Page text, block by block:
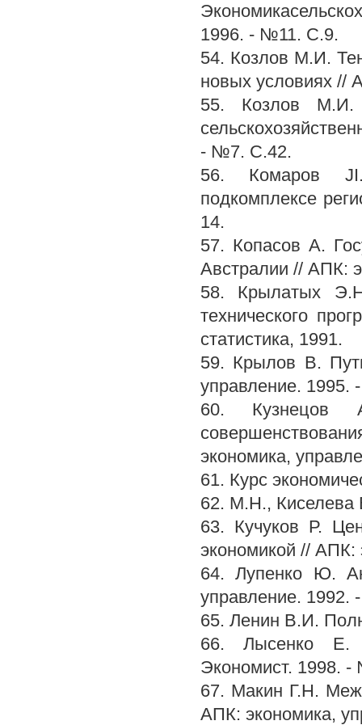
1996. - №11. С.9.
54. Козлов М.И.
новых условиях //
55. Козлов М.И.
- №7. С.42.
56. Комаров
подкомплексе
14.
57. Копасов А.
Австралии // АПК:
58. Крылатых
технического
статистика, 1991.
59. Крылов В.
управление.
60. Кузнецов
экономика,
61. Курс
62. М.Н., Киселева
63. Кучуков Р.
экономикой //
64. Лупенко Ю.
управление.
65. Ленин В.И.
66. Лысенко Е.
Экономист. 1998.
67. Макин Г.Н.
АПК: экономика,